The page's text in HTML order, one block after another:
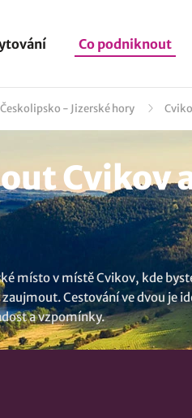
Co podniknout
Českolipsko - Jizerské hory
Cvikov
místo v místě Cvikov, kde
Cestování ve dvou
a vzpomínky.